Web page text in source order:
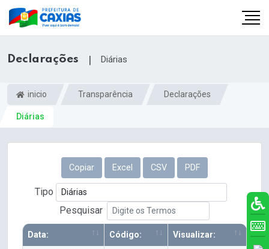
Declarações | Diárias
inicio Transparência Declarações
Diárias
Copiar Excel CSV PDF
Tipo
Pesquisar
Data: Código: Visualizar: